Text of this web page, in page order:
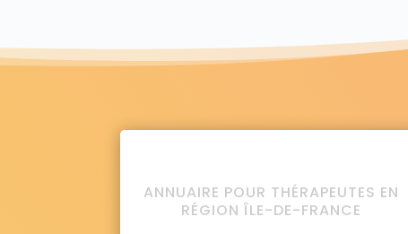
ANNUAIRE POUR THÉRAPEUTES EN
RÉGION ÎLE-DE-FRANCE